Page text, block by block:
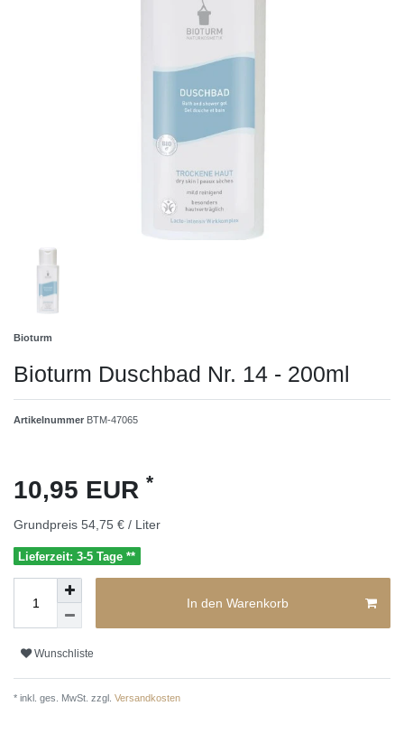
Bioturm
Bioturm Duschbad Nr. 14 - 200ml
Artikelnummer BTM-47065
10,95 EUR *
Grundpreis 54,75 € / Liter
Lieferzeit: 3-5 Tage **
In den Warenkorb
Wunschliste
* inkl. ges. MwSt. zzgl. Versandkosten